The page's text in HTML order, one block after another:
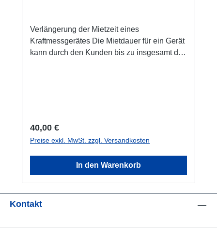
Verlängerung der Mietzeit eines
Kraftmessgerätes Die Mietdauer für ein Gerät
kann durch den Kunden bis zu insgesamt drei
Regulärer Preis:
40,00 €
Preise exkl. MwSt. zzgl. Versandkosten
In den Warenkorb
Kontakt